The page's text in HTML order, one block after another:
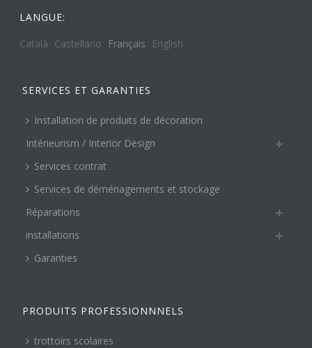
LANGUE:
Català Castellano Français English
SERVICES ET GARANTIES
Installation de produits de décoration
Intérieurism / Interior Design
Services contrat
Services de déménagements et stockage
Réparations
installations
Garanties
PRODUITS PROFESSIONNNELS
trottoirs scolaires